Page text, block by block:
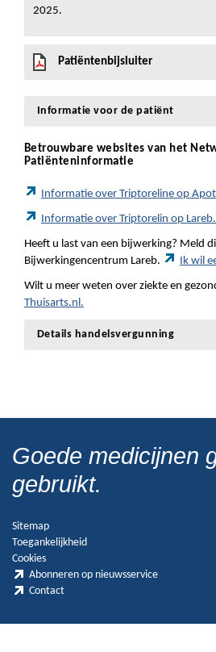
2025.
Patiëntenbijsluiter
Informatie voor de patiënt
Betrouwbare websites van het
Patiënteninformatie
Informatie over Triptoreline op
Informatie over Triptorelin op
Heeft u last van een bijwerking? Meld
Bijwerkingencentrum Lareb.
Ik wil
Wilt u meer weten over ziekte en
Thuisarts.nl.
Details handelsvergunning
Goede medicijnen
gebruikt.
Sitemap
Toegankelijkheid
Cookies
Abonneren op nieuwsservice
Contact